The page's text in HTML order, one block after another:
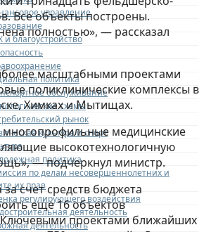
управление
и благоустройство
политика
обслуживание
схемы
рынок
культура и спорт
политика
по делам несовершеннолетних и
их прав
регулирующего воздействия
деятельность
деятельность
Все объекты построены.
полностью», — рассказал
масштабными проектами
поликлинические комплексы в
Химках и Мытищах.
медицинские
высокотехнологичную
— подчеркнул министр.
счет средств бюджета
еще 16 объектов
Ключевыми проектами ближайших